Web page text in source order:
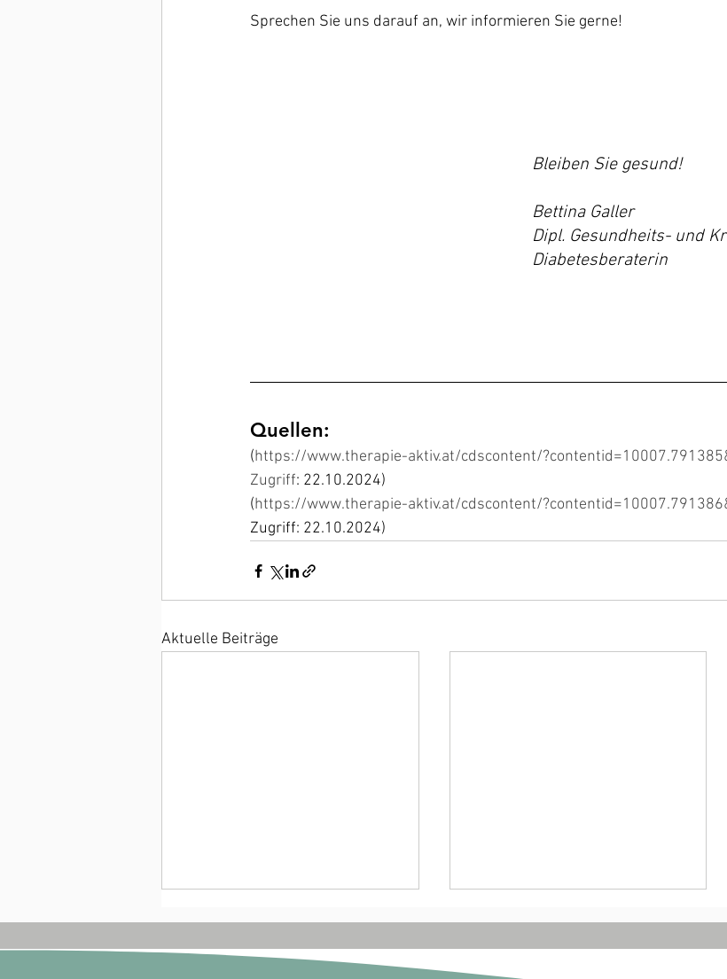
Sprechen Sie uns darauf an, wir informieren Sie gerne!
Bleiben Sie gesund!
Bettina Galler
Dipl. Gesundheits- und
Diabetesberaterin
Quellen:
(https://www.therapie-aktiv.at/cdscontent/
Zugriff: 22.10.2024)
(https://www.therapie-aktiv.at/cdscontent/
Zugriff: 22.10.2024)
Aktuelle Beiträge